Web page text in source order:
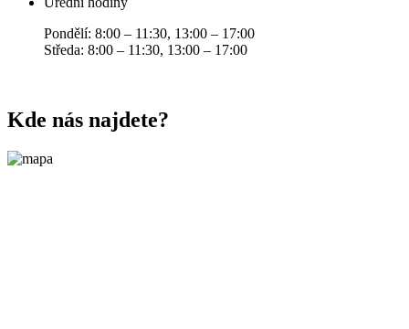
Pondělí: 8:00 – 11:30, 13:00 – 17:00
Středa: 8:00 – 11:30, 13:00 – 17:00
Kde nás najdete?